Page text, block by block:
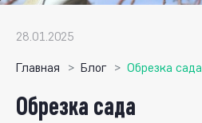
28.01.2025
Главная Блог Обрезка сада
Обрезка сада